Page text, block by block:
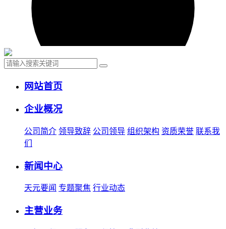
网站首页
企业概况
公司简介 领导致辞 公司领导 组织架构 资质荣誉 联系我
们
新闻中心
天元要闻 专题聚焦 行业动态
主营业务